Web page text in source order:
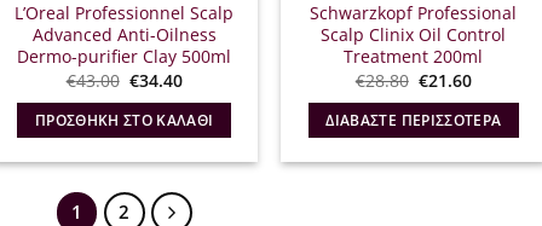
L’Oreal Professionnel Scalp
Advanced Anti-Oilness
Dermo-purifier Clay 500ml
€43.00 Original
was:
€43.00.
€34.40Η
τιμή
είναι:
ΠΡΟΣΘΉΚΗ ΣΤΟ ΚΑΛΆΘΙ
Schwarzkopf Professional
Scalp Clinix Oil Control
Treatment 200ml
€28.80 Original
was:
€28.80.
€21.60Η
τιμή
είναι:
ΔΙΑΒΆΣΤΕ ΠΕΡΙΣΣΌΤΕΡΑ
1 2